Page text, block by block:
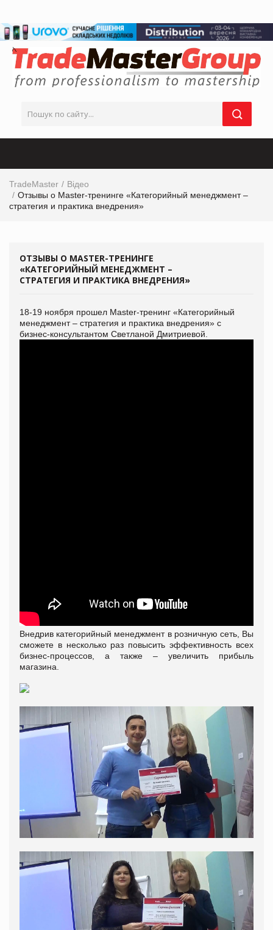
TradeMaster
Відео
Отзывы о Master-тренинге «Категорийный менеджмент –
стратегия и практика внедрения»
ОТЗЫВЫ О MASTER-ТРЕНИНГЕ
«КАТЕГОРИЙНЫЙ МЕНЕДЖМЕНТ –
СТРАТЕГИЯ И ПРАКТИКА ВНЕДРЕНИЯ»
18-19 ноября прошел Master-тренинг «Категорийный
менеджмент – стратегия и практика внедрения» с
бизнес-консультантом Светланой Дмитриевой.
Внедрив категорийный менеджмент в розничную сеть, Вы
сможете в несколько раз повысить эффективность всех
бизнес-процессов, а также – увеличить прибыль
магазина.